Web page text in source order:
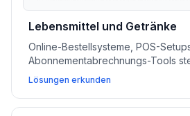
Lebensmittel und Getränke
Online-Bestellsysteme, POS-
Abonnementabrechnungs-Tools
vereinfachen die Abläufe und
Getränkegeschäften, sich besser
zu verbinden.
Lösungen erkunden